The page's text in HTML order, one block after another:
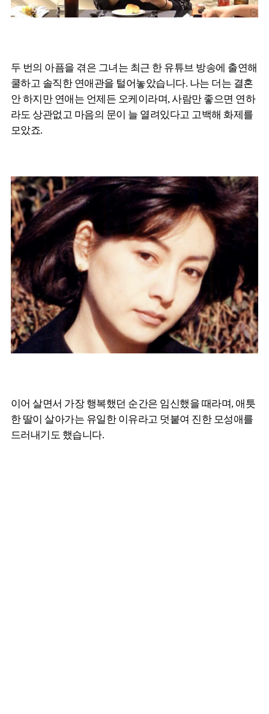
두 번의 아픔을 겪은 그녀는 최근 한 유튜브 방송에 출연해
쿨하고 솔직한 연애관을 털어놓았습니다. 나는 더는 결혼
안 하지만 연애는 언제든 오케이라며, 사람만 좋으면 연하
라도 상관없고 마음의 문이 늘 열려있다고 고백해 화제를
모았죠.
이어 살면서 가장 행복했던 순간은 임신했을 때라며, 애틋
한 딸이 살아가는 유일한 이유라고 덧붙여 진한 모성애를
드러내기도 했습니다.